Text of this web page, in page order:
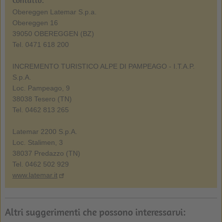
Obereggen Latemar S.p.a.
Obereggen 16
39050 OBEREGGEN (BZ)
Tel. 0471 618 200
INCREMENTO TURISTICO ALPE DI PAMPEAGO - I.T.A.P.
S.p.A.
Loc. Pampeago, 9
38038 Tesero (TN)
Tel. 0462 813 265
Latemar 2200 S.p.A.
Loc. Stalimen, 3
38037 Predazzo (TN)
Tel. 0462 502 929
www.latemar.it
Altri suggerimenti che possono interessarvi: